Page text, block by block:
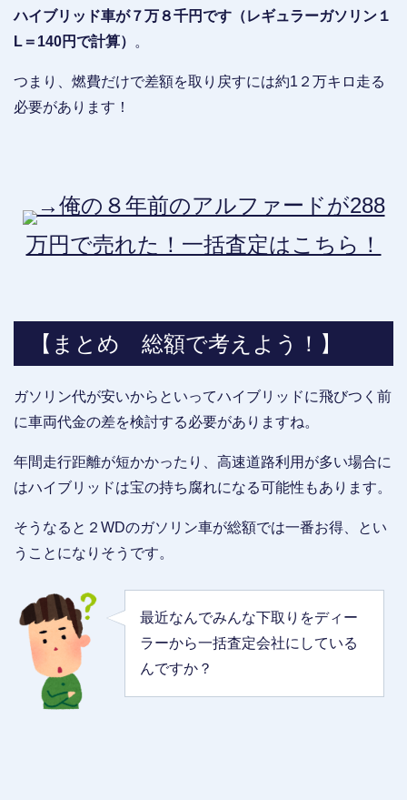
ハイブリッド車が７万８千円です（レギュラーガソリン１
L＝140円で計算）
。
つまり、燃費だけで差額を取り戻すには約1２万キロ走る
必要があります！
→俺の８年前のアルファードが288
万円で売れた！一括査定はこちら！
【まとめ 総額で考えよう！】
ガソリン代が安いからといってハイブリッドに飛びつく前
に車両代金の差を検討する必要がありますね。
年間走行距離が短かかったり、高速道路利用が多い場合に
はハイブリッドは宝の持ち腐れになる可能性もあります。
そうなると２WDのガソリン車が総額では一番お得、とい
うことになりそうです。
最近なんでみんな下取りをディー
ラーから一括査定会社にしている
んですか？